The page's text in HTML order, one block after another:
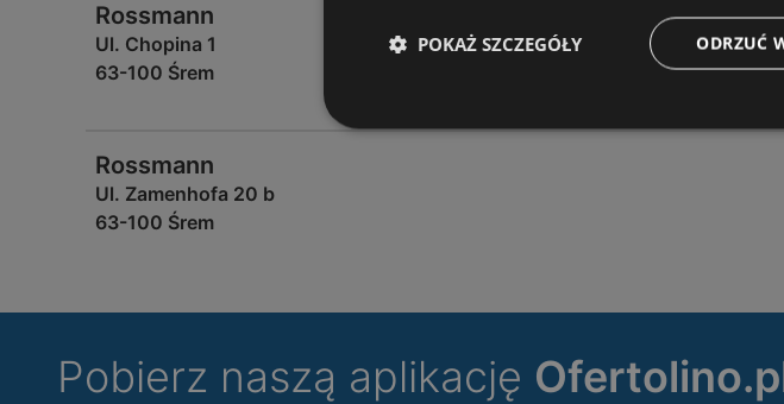
Rossmann
Ul. Chopina 1
63-100 Śrem
Rossmann
Ul. Zamenhofa 20 b
63-100 Śrem
Pobierz naszą aplikację
ODRZUĆ
POKAŻ SZCZEGÓŁY